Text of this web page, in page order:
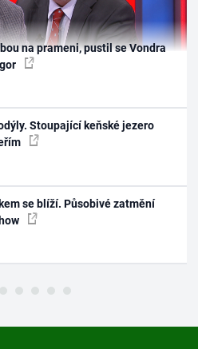
na prameni, pustil se Vondra
Stoupající keňské jezero
se blíží. Působivé zatmění